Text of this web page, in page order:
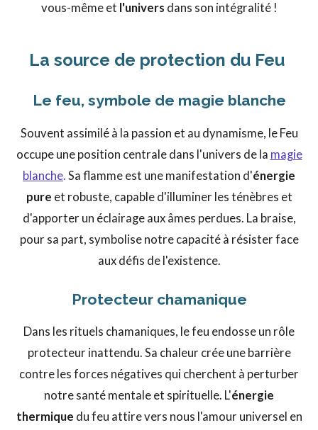
vous-même et l'univers dans son intégralité !
La source de protection du Feu
Le feu, symbole de magie blanche
Souvent assimilé à la passion et au dynamisme, le Feu
occupe une position centrale dans l'univers de la magie
blanche. Sa flamme est une manifestation d'énergie
pure et robuste, capable d'illuminer les ténèbres et
d'apporter un éclairage aux âmes perdues. La braise,
pour sa part, symbolise notre capacité à résister face
aux défis de l'existence.
Protecteur chamanique
Dans les rituels chamaniques, le feu endosse un rôle
protecteur inattendu. Sa chaleur crée une barrière
contre les forces négatives qui cherchent à perturber
notre santé mentale et spirituelle. L'énergie
thermique du feu attire vers nous l'amour universel en